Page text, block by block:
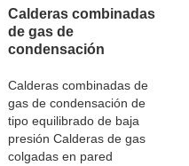
Calderas combinadas
de gas de
condensación
Calderas combinadas de
gas de condensación de
tipo equilibrado de baja
presión Calderas de gas
colgadas en pared